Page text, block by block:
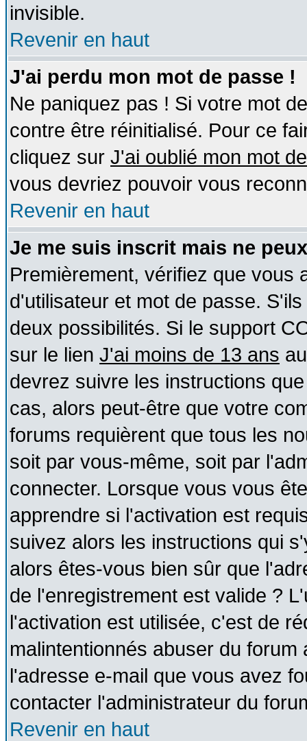
invisible.
Revenir en haut
J'ai perdu mon mot de passe !
Ne paniquez pas ! Si votre mot
contre être réinitialisé. Pour ce
cliquez sur J'ai oublié mon mot
vous devriez pouvoir vous
Revenir en haut
Je me suis inscrit mais ne
Premièrement, vérifiez que vous
d'utilisateur et mot de passe.
deux possibilités. Si le support
sur le lien J'ai moins de 13 ans
devrez suivre les instructions
cas, alors peut-être que votre
forums requièrent que tous les
soit par vous-même, soit par
connecter. Lorsque vous vous
apprendre si l'activation est
suivez alors les instructions qui
alors êtes-vous bien sûr que
de l'enregistrement est valide ?
l'activation est utilisée, c'est de
malintentionnés abuser du
l'adresse e-mail que vous avez
contacter l'administrateur du
Revenir en haut